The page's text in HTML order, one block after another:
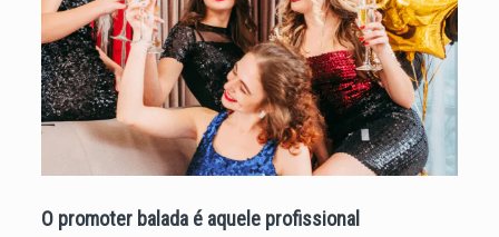
O promoter balada é aquele profissional